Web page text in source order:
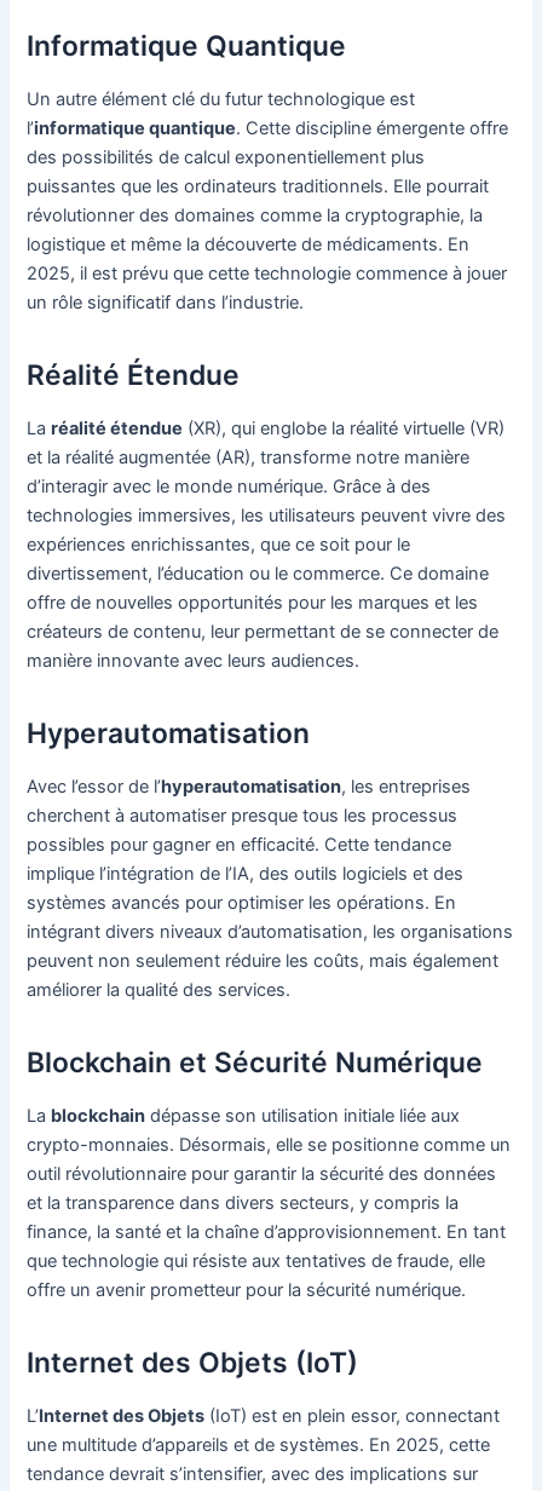
Informatique Quantique
Un autre élément clé du futur technologique est
l’informatique quantique. Cette discipline émergente offre
des possibilités de calcul exponentiellement plus
puissantes que les ordinateurs traditionnels. Elle pourrait
révolutionner des domaines comme la cryptographie, la
logistique et même la découverte de médicaments. En
2025, il est prévu que cette technologie commence à jouer
un rôle significatif dans l’industrie.
Réalité Étendue
Laréalité étendue (XR), qui englobe la réalité virtuelle (VR)
et la réalité augmentée (AR), transforme notre manière
d’interagir avec le monde numérique. Grâce à des
technologies immersives, les utilisateurs peuvent vivre des
expériences enrichissantes, que ce soit pour le
divertissement, l’éducation ou le commerce. Ce domaine
offre de nouvelles opportunités pour les marques et les
créateurs de contenu, leur permettant de se connecter de
manière innovante avec leurs audiences.
Hyperautomatisation
Avec l’essor de l’hyperautomatisation, les entreprises
cherchent à automatiser presque tous les processus
possibles pour gagner en efficacité. Cette tendance
implique l’intégration de l’IA, des outils logiciels et des
systèmes avancés pour optimiser les opérations. En
intégrant divers niveaux d’automatisation, les organisations
peuvent non seulement réduire les coûts, mais également
améliorer la qualité des services.
Blockchain et Sécurité Numérique
La blockchain dépasse son utilisation initiale liée aux
crypto-monnaies. Désormais, elle se positionne comme un
outil révolutionnaire pour garantir la sécurité des données
et la transparence dans divers secteurs, y compris la
finance, la santé et la chaîne d’approvisionnement. En tant
que technologie qui résiste aux tentatives de fraude, elle
offre un avenir prometteur pour la sécurité numérique.
Internet des Objets (IoT)
L’Internet des Objets (IoT) est en plein essor, connectant
une multitude d’appareils et de systèmes. En 2025, cette
tendance devrait s’intensifier, avec des implications sur